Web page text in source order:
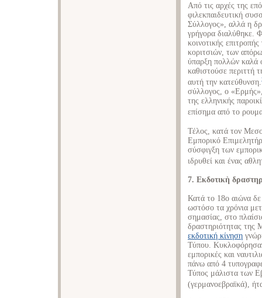
Από τις αρχές της
φιλεκπαιδευτική
Σύλλογος», αλλά η
γρήγορα διαλύθηκε.
κοινοτικής
κοριτσιών, των
ύπαρξη πολλών καλά
καθιστούσε περιττή
αυτή την κατεύθυνση.
σύλλογος, ο
της ελληνικής
επίσημα από το
Τέλος, κατά τον
Εμπορικό
σύσφιγξη των
ιδρυθεί και ένας
7. Εκδοτικὴ
Κατά το 18ο αιώνα
ωστόσο τα χρόνια
σημασίας, στο
δραστηριότητας
εκδοτική κίνηση
Τύπου.
εμπορικές και
πάνω από 4
Τύπος μάλιστα των
(γερμανοεβραϊκά),